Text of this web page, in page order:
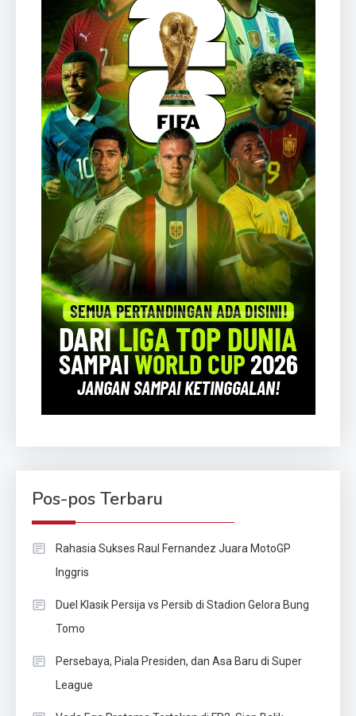
Pos-pos Terbaru
Rahasia Sukses Raul Fernandez Juara MotoGP
Inggris
Duel Klasik Persija vs Persib di Stadion Gelora Bung
Tomo
Persebaya, Piala Presiden, dan Asa Baru di Super
League